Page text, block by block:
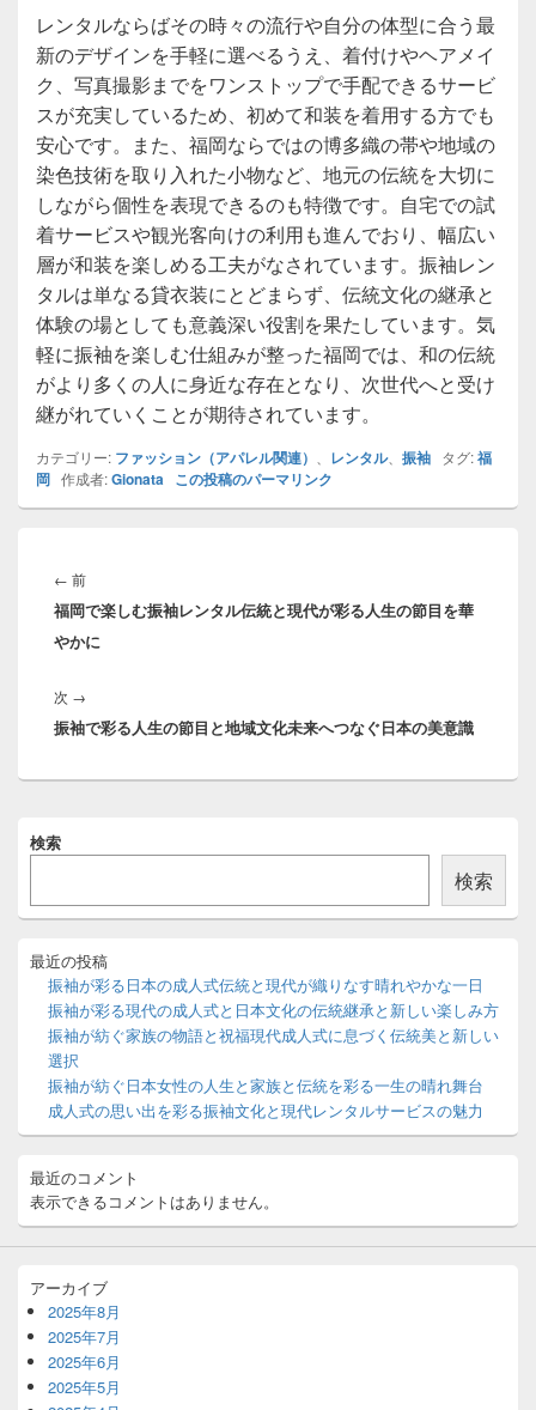
レンタルならばその時々の流行や自分の体型に合う最
新のデザインを手軽に選べるうえ、着付けやヘアメイ
ク、写真撮影までをワンストップで手配できるサービ
スが充実しているため、初めて和装を着用する方でも
安心です。また、福岡ならではの博多織の帯や地域の
染色技術を取り入れた小物など、地元の伝統を大切に
しながら個性を表現できるのも特徴です。自宅での試
着サービスや観光客向けの利用も進んでおり、幅広い
層が和装を楽しめる工夫がなされています。振袖レン
タルは単なる貸衣装にとどまらず、伝統文化の継承と
体験の場としても意義深い役割を果たしています。気
軽に振袖を楽しむ仕組みが整った福岡では、和の伝統
がより多くの人に身近な存在となり、次世代へと受け
継がれていくことが期待されています。
カテゴリー: ファッション（アパレル関連） レンタル、 振袖 タグ:福
岡 作成者:Gionata この投稿のパーマリンク
稿
ナ
ビ
ゲ
シ
ョ
← 前前
の
投
福岡で楽しむ振袖レンタル伝統と現代が彩る人生の節目を華
やかに
次 →
の
稿:
振袖で彩る人生の節目と地域文化未来へつなぐ日本の美意識
イ
イ
バ
エ
ア
検索
検索
最近の投稿
振袖が彩る日本の成人式伝統と現代が織りなす晴れやかな一日
振袖が彩る現代の成人式と日本文化の伝統継承と新しい楽しみ方
振袖が紡ぐ家族の物語と祝福現代成人式に息づく伝統美と新しい
選択
振袖が紡ぐ日本女性の人生と家族と伝統を彩る一生の晴れ舞台
成人式の思い出を彩る振袖文化と現代レンタルサービスの魅力
最近のコメント
表示できるコメントはありません。
アーカイブ
2025年8月
2025年7月
2025年6月
2025年5月